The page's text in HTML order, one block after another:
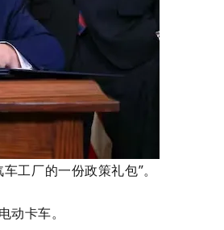
工厂的一份政策礼包”。
卡车。